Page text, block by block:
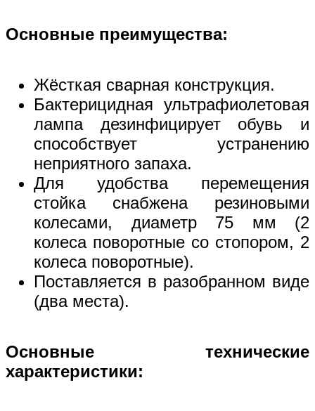
Основные преимущества:
Жёсткая сварная конструкция.
Бактерицидная ультрафиолетовая
лампа дезинфицирует обувь и
способствует устранению
неприятного запаха.
Для удобства перемещения
стойка снабжена резиновыми
колесами, диаметр 75 мм (2
колеса поворотные со стопором, 2
колеса поворотные).
Поставляется в разобранном виде
(два места).
Основные технические
характеристики: